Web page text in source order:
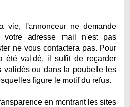
vie, l'annonceur ne demande
votre adresse mail n'est pas
ne vous contactera pas. Pour
été validé, il suffit de regarder
validés ou dans la poubelle les
figure le motif du refus.
en montrant les sites